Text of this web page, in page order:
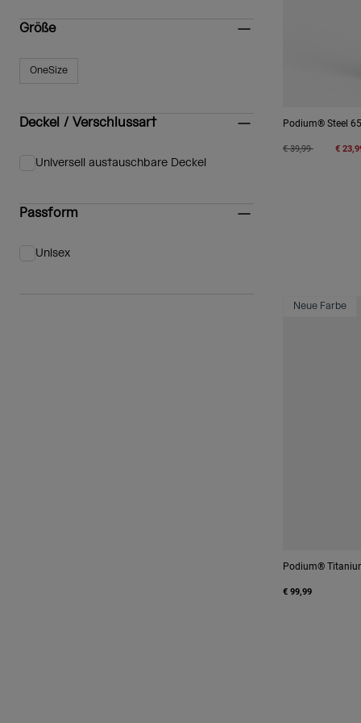
Größe
OneSizeEingrenzen nach Größe: OneSize
Deckel / Verschlussart
Universell austauschbare Deckel
Eingrenzen nach Deckel / Verschlussart: Universell austauschbare
Passform
Unisex
Eingrenzen nach Passform: Unisex
Podium® Steel
Price reduced from
€ 39,99to €
Neue Farbe
Podium®
€ 99,99